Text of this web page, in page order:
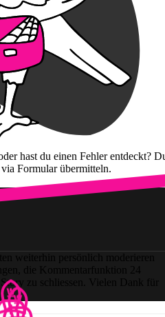
hast du einen Fehler entdeckt?
Formular übermitteln.
weiterhin persönlich moderieren
die Kommentarfunktion 24
zu schliessen. Vielen Dank für